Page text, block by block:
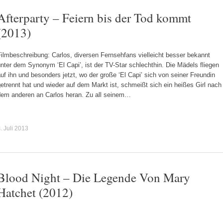
– Feiern bis der Tod kommt
Carlos, diversen Fernsehfans vielleicht besser bekannt
dem Synonym ‘El Capi’, ist der TV-Star schlechthin. Die Mädels fliegen
ihn und besonders jetzt, wo der große ‘El Capi’ sich von seiner Freundin
hat und wieder auf dem Markt ist, schmeißt sich ein heißes Girl nach
anderen an Carlos heran. Zu all seinem…
Juli 2013
Night – Die Legende Von Mary
(2012)